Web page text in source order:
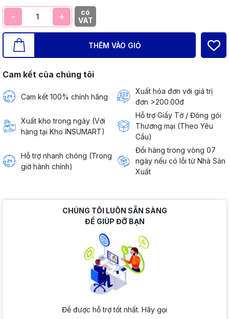
- +
có
VAT
THÊM VÀO GIỎ
Cam kết của chúng tôi
Cam kết 100% chính hãng
Xuất hóa đơn với giá trị
đơn >200.00đ
Xuất kho trong ngày (Với
hàng tại Kho INSUMART)
Hỗ trợ Giấy Tờ / Đóng gói
Thương mại (Theo Yêu
Cầu)
Hỗ trợ nhanh chóng (Trong
giờ hành chính)
Đổi hàng trong vòng 07
ngày nếu có lỗi từ Nhà Sản
Xuất
CHÚNG TÔI LUÔN SẴN SÀNG
ĐỂ GIÚP ĐỠ BẠN
Để được hỗ trợ tốt nhất. Hãy gọi